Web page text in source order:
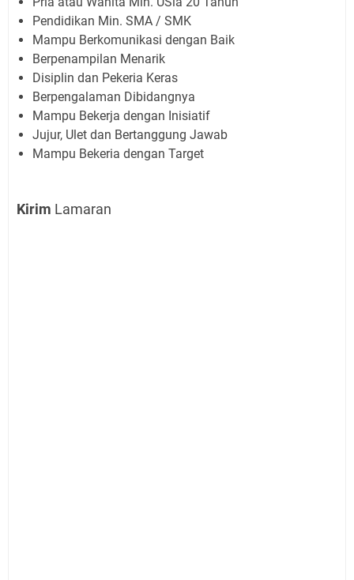
Pendidikan Min. SMA / SMK
Mampu Berkomunikasi dengan Baik
Berpenampilan Menarik
Disiplin dan Pekeria Keras
Berpengalaman Dibidangnya
Mampu Bekerja dengan Inisiatif
Jujur, Ulet dan Bertanggung Jawab
Mampu Bekeria dengan Target
Kirim Lamaran